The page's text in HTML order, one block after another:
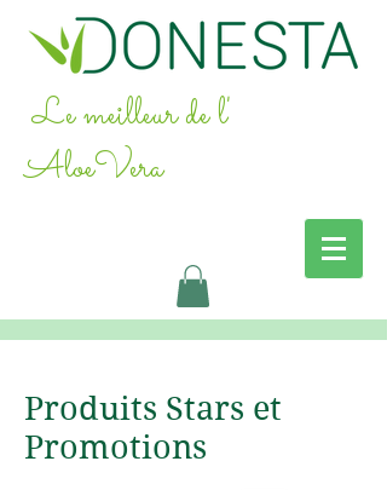
Le meilleur de l'
AloeVera
Produits Stars et
Promotions